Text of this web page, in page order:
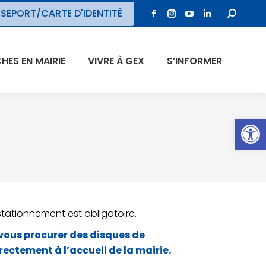
Ouvrir
CARTE D'IDENTITÉ
EN MAIRIE VIVRE À GEX S’INFORMER
est obligatoire.
procurer des disques de
à l’accueil de la mairie.